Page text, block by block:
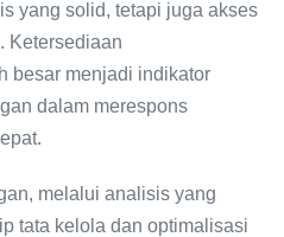
yang solid, tetapi juga akses
. Ketersediaan
besar menjadi indikator
dalam merespons
melalui analisis yang
tata kelola dan optimalisasi